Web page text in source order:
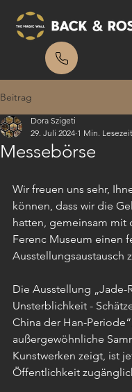
Beitrag
Messebörse
Dora Szigeti
29. Juli 2024 1 Min. Lesezeit
Wir freuen uns sehr,
können, dass wir die
hatten, gemeinsam mit
Ferenc Museum einen
Ausstellungsaustausch
Die Ausstellung „Jade-
Unsterblichkeit -
China der Han-
außergewöhnliche
Kunstwerken zeigt, ist
Öffentlichkeit